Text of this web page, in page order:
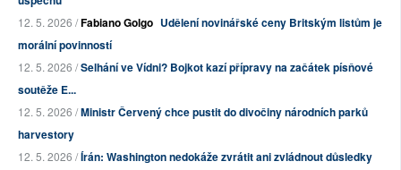
12. 5. 2026 /Fabiano Golgo Udělení novinářské ceny Britským listům je
morální povinností
12. 5. 2026 /Selhání ve Vídni? Bojkot kazí přípravy na začátek písňové
soutěže E...
12. 5. 2026 /Ministr Červený chce pustit do divočiny národních parků
harvestory
12. 5. 2026 /Írán: Washington nedokáže zvrátit ani zvládnout důsledky